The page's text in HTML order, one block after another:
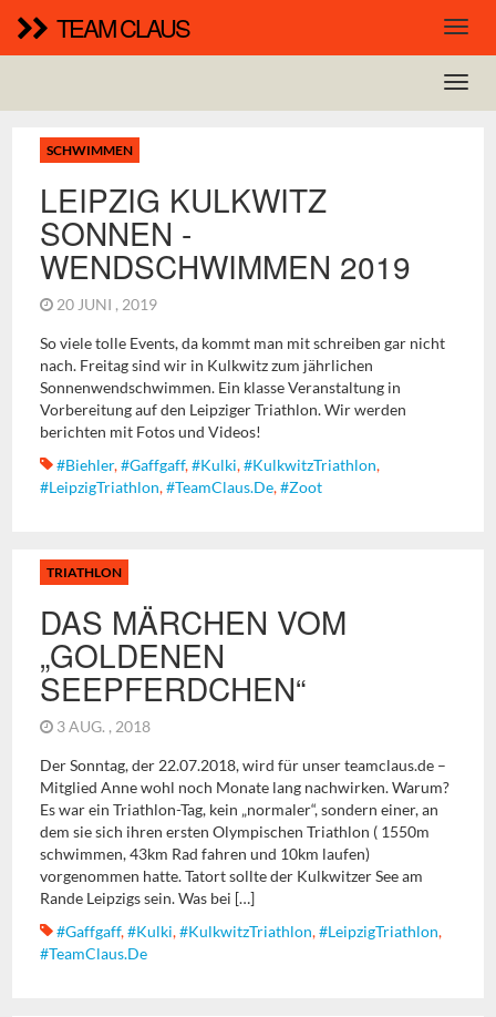
TEAM CLAUS
SCHWIMMEN
LEIPZIG KULKWITZ
SONNEN -
WENDSCHWIMMEN 2019
20 JUNI , 2019
So viele tolle Events, da kommt man mit schreiben gar nicht
nach. Freitag sind wir in Kulkwitz zum jährlichen
Sonnenwendschwimmen. Ein klasse Veranstaltung in
Vorbereitung auf den Leipziger Triathlon. Wir werden
berichten mit Fotos und Videos!
#biehler,#gaffgaff,#Kulki,#KulkwitzTriathlon,
#LeipzigTriathlon,#TeamClaus.de,#zoot
TRIATHLON
DAS MÄRCHEN VOM
„GOLDENEN
SEEPFERDCHEN“
3 AUG. , 2018
Der Sonntag, der 22.07.2018, wird für unser teamclaus.de –
Mitglied Anne wohl noch Monate lang nachwirken. Warum?
Es war ein Triathlon-Tag, kein „normaler“, sondern einer, an
dem sie sich ihren ersten Olympischen Triathlon ( 1550m
schwimmen, 43km Rad fahren und 10km laufen)
vorgenommen hatte. Tatort sollte der Kulkwitzer See am
Rande Leipzigs sein. Was bei […]
#gaffgaff,#Kulki,#KulkwitzTriathlon,#LeipzigTriathlon,
#TeamClaus.de